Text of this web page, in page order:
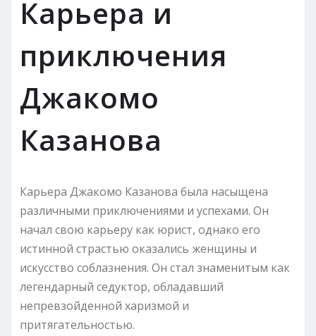
Карьера и
приключения
Джакомо
Казанова
Карьера Джакомо Казанова была насыщена
различными приключениями и успехами. Он
начал свою карьеру как юрист, однако его
истинной страстью оказались женщины и
искусство соблазнения. Он стал знаменитым как
легендарный седуктор, обладавший
непревзойденной харизмой и
притягательностью.